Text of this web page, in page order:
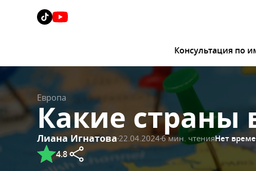
Консультация по
Европа
Какие страны
Лиана Игнатова 22.04.20246 мин. чтенияНет
4.8